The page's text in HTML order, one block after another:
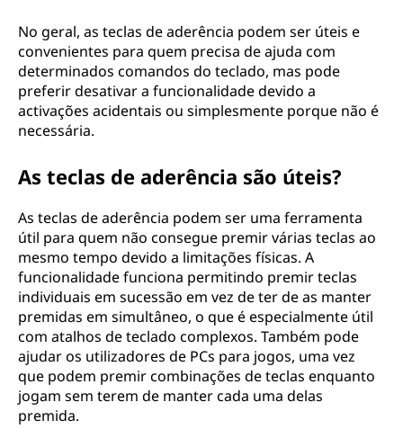
No geral, as teclas de aderência podem ser úteis e
convenientes para quem precisa de ajuda com
determinados comandos do teclado, mas pode
preferir desativar a funcionalidade devido a
activações acidentais ou simplesmente porque não é
necessária.
As teclas de aderência são úteis?
As teclas de aderência podem ser uma ferramenta
útil para quem não consegue premir várias teclas ao
mesmo tempo devido a limitações físicas. A
funcionalidade funciona permitindo premir teclas
individuais em sucessão em vez de ter de as manter
premidas em simultâneo, o que é especialmente útil
com atalhos de teclado complexos. Também pode
ajudar os utilizadores de PCs para jogos, uma vez
que podem premir combinações de teclas enquanto
jogam sem terem de manter cada uma delas
premida.